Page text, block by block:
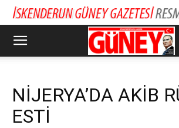
NİJERYA’DA AKİB
ESTİ